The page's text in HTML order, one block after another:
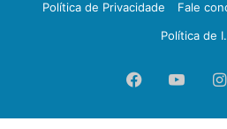
Política de Privacidade
Fale
Política de
Facebook